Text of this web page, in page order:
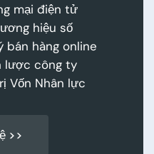
mại điện tử
hiệu số
bán hàng online
lược công ty
Vốn Nhân lực
>>